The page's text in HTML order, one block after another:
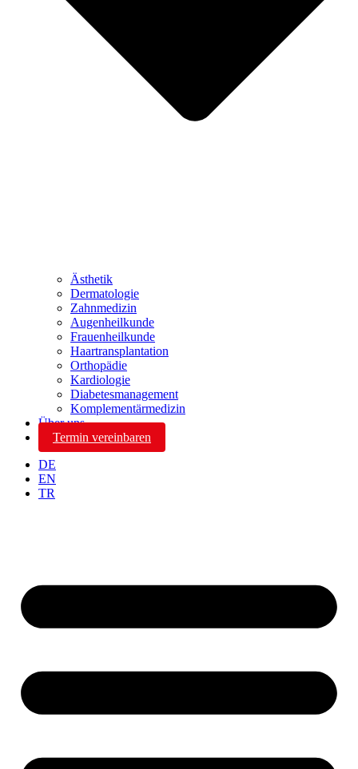
Ästhetik
Dermatologie
Zahnmedizin
Augenheilkunde
Frauenheilkunde
Haartransplantation
Orthopädie
Kardiologie
Diabetesmanagement
Komplementärmedizin
Über uns
Termin vereinbaren
DE
EN
TR